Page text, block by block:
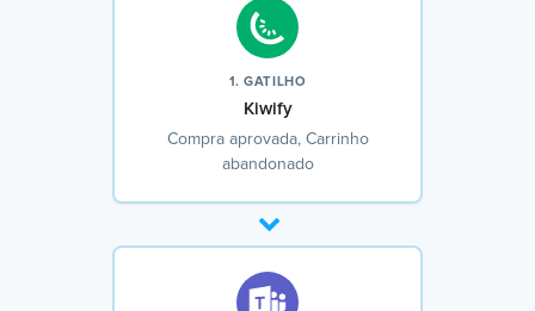
1. GATILHO
Kiwify
Compra aprovada, Carrinho
abandonado